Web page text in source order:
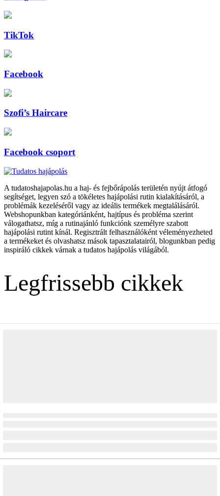
TikTok
Facebook
Szofi’s Haircare
Facebook csoport
A tudatoshajapolas.hu a haj- és fejbőrápolás területén nyújt átfogó
segítséget, legyen szó a tökéletes hajápolási rutin kialakításáról, a
problémák kezeléséről vagy az ideális termékek megtalálásáról.
Webshopunkban kategóriánként, hajtípus és probléma szerint
válogathatsz, míg a rutinajánló funkciónk személyre szabott
hajápolási rutint kínál. Regisztrált felhasználóként véleményezheted
a termékeket és olvashatsz mások tapasztalatairól, blogunkban pedig
inspiráló cikkek várnak a tudatos hajápolás világából.
Legfrissebb cikkek